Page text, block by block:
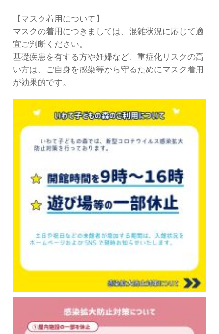
【マスク着用について】
マスクの着用につきましては、混雑状況に応じて適
宜ご判断ください。
基礎疾患を有する方や妊婦など、重症化リスクの高
い方は、ご自身を感染等から守るためにマスク着用
が効果的です。